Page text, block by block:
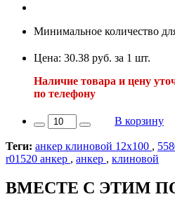
Минимальное количество
Цена: 30.38 руб. за 1 шт.
Наличие товара и цену
по телефону
В корзину
Теги: анкер клиновой 12х100 ,
r01520 анкер , анкер , клиновой
ВМЕСТЕ С ЭТИМ